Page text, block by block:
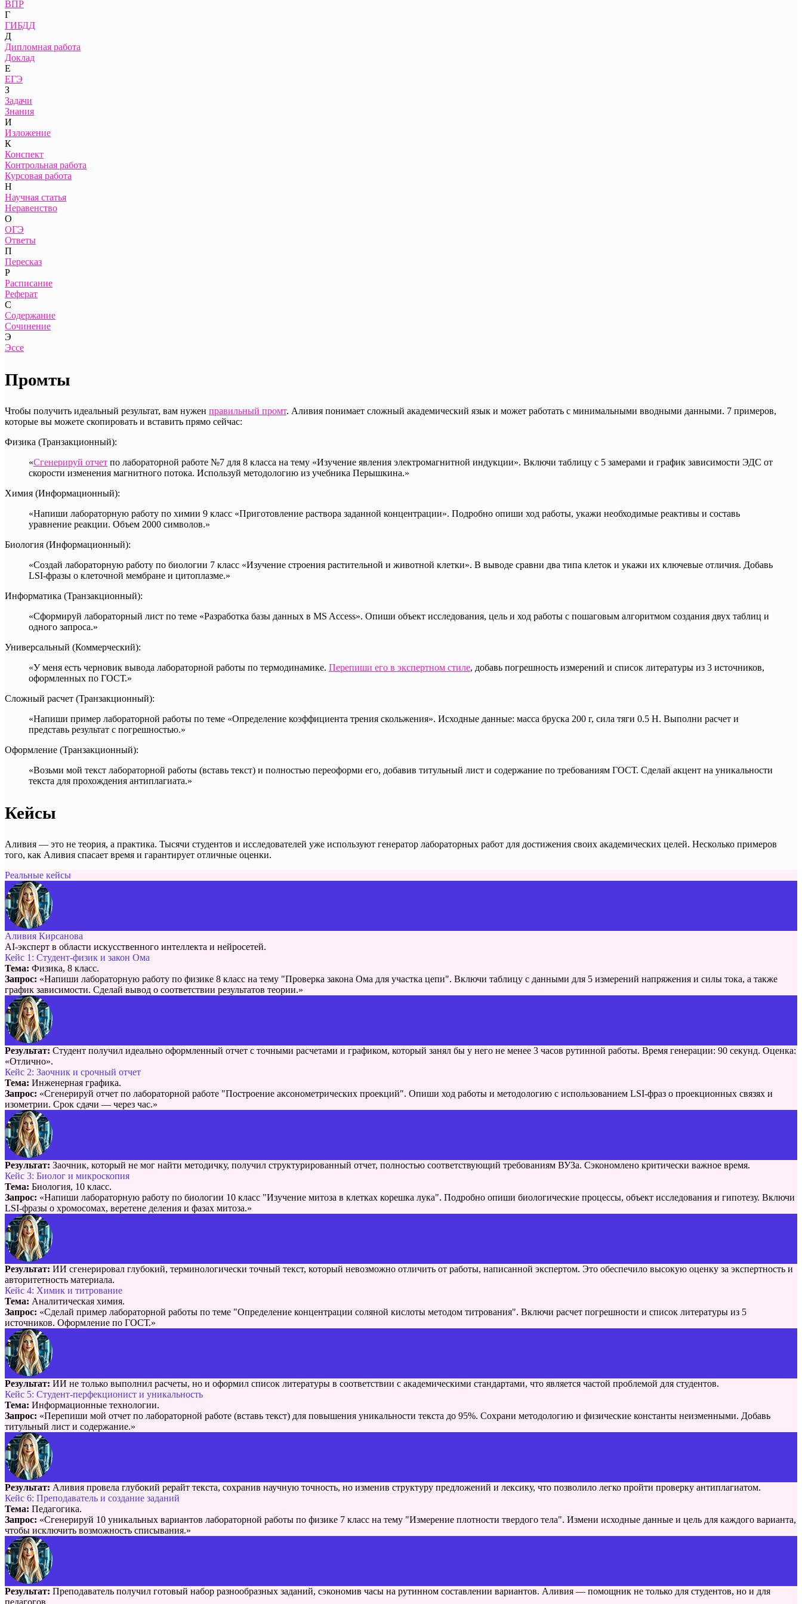
ВПР
Г
ГИБДД
Д
Дипломная работа
Доклад
Е
ЕГЭ
З
Задачи
Знания
И
Изложение
К
Конспект
Контрольная работа
Курсовая работа
Н
Научная статья
Неравенство
О
ОГЭ
Ответы
П
Пересказ
Р
Расписание
Реферат
С
Содержание
Сочинение
Э
Эссе
Промты
Чтобы получить идеальный результат, вам нужен правильный промт. Аливия понимает сложный академический язык и может работать с минимальными вводными данными. 7 примеров,
которые вы можете скопировать и вставить прямо сейчас:
Физика (Транзакционный):
«Сгенерируй отчет по лабораторной работе №7 для 8 класса на тему «Изучение явления электромагнитной индукции». Включи таблицу с 5 замерами и график зависимости ЭДС от
скорости изменения магнитного потока. Используй методологию из учебника Перышкина.»
Химия (Информационный):
«Напиши лабораторную работу по химии 9 класс «Приготовление раствора заданной концентрации». Подробно опиши ход работы, укажи необходимые реактивы и составь
уравнение реакции. Объем 2000 символов.»
Биология (Информационный):
«Создай лабораторную работу по биологии 7 класс «Изучение строения растительной и животной клетки». В выводе сравни два типа клеток и укажи их ключевые отличия. Добавь
LSI-фразы о клеточной мембране и цитоплазме.»
Информатика (Транзакционный):
«Сформируй лабораторный лист по теме «Разработка базы данных в MS Access». Опиши объект исследования, цель и ход работы с пошаговым алгоритмом создания двух таблиц и
одного запроса.»
Универсальный (Коммерческий):
«У меня есть черновик вывода лабораторной работы по термодинамике. Перепиши его в экспертном стиле, добавь погрешность измерений и список литературы из 3 источников,
оформленных по ГОСТ.»
Сложный расчет (Транзакционный):
«Напиши пример лабораторной работы по теме «Определение коэффициента трения скольжения». Исходные данные: масса бруска 200 г, сила тяги 0.5 Н. Выполни расчет и
представь результат с погрешностью.»
Оформление (Транзакционный):
«Возьми мой текст лабораторной работы (вставь текст) и полностью переоформи его, добавив титульный лист и содержание по требованиям ГОСТ. Сделай акцент на уникальности
текста для прохождения антиплагиата.»
Кейсы
Аливия — это не теория, а практика. Тысячи студентов и исследователей уже используют генератор лабораторных работ для достижения своих академических целей. Несколько примеров
того, как Аливия спасает время и гарантирует отличные оценки.
Реальные кейсы
Аливия Кирсанова
AI-эксперт в области искусственного интеллекта и нейросетей.
Кейс 1: Студент-физик и закон Ома
Тема: Физика, 8 класс.
Запрос: «Напиши лабораторную работу по физике 8 класс на тему "Проверка закона Ома для участка цепи". Включи таблицу с данными для 5 измерений напряжения и силы тока, а также
график зависимости. Сделай вывод о соответствии результатов теории.»
Результат: Студент получил идеально оформленный отчет с точными расчетами и графиком, который занял бы у него не менее 3 часов рутинной работы. Время генерации: 90 секунд. Оценка:
«Отлично».
Кейс 2: Заочник и срочный отчет
Тема: Инженерная графика.
Запрос: «Сгенерируй отчет по лабораторной работе "Построение аксонометрических проекций". Опиши ход работы и методологию с использованием LSI-фраз о проекционных связях и
изометрии. Срок сдачи — через час.»
Результат: Заочник, который не мог найти методичку, получил структурированный отчет, полностью соответствующий требованиям ВУЗа. Сэкономлено критически важное время.
Кейс 3: Биолог и микроскопия
Тема: Биология, 10 класс.
Запрос: «Напиши лабораторную работу по биологии 10 класс "Изучение митоза в клетках корешка лука". Подробно опиши биологические процессы, объект исследования и гипотезу. Включи
LSI-фразы о хромосомах, веретене деления и фазах митоза.»
Результат: ИИ сгенерировал глубокий, терминологически точный текст, который невозможно отличить от работы, написанной экспертом. Это обеспечило высокую оценку за экспертность и
авторитетность материала.
Кейс 4: Химик и титрование
Тема: Аналитическая химия.
Запрос: «Сделай пример лабораторной работы по теме "Определение концентрации соляной кислоты методом титрования". Включи расчет погрешности и список литературы из 5
источников. Оформление по ГОСТ.»
Результат: ИИ не только выполнил расчеты, но и оформил список литературы в соответствии с академическими стандартами, что является частой проблемой для студентов.
Кейс 5: Студент-перфекционист и уникальность
Тема: Информационные технологии.
Запрос: «Перепиши мой отчет по лабораторной работе (вставь текст) для повышения уникальности текста до 95%. Сохрани методологию и физические константы неизменными. Добавь
титульный лист и содержание.»
Результат: Аливия провела глубокий рерайт текста, сохранив научную точность, но изменив структуру предложений и лексику, что позволило легко пройти проверку антиплагиатом.
Кейс 6: Преподаватель и создание заданий
Тема: Педагогика.
Запрос: «Сгенерируй 10 уникальных вариантов лабораторной работы по физике 7 класс на тему "Измерение плотности твердого тела". Измени исходные данные и цель для каждого варианта,
чтобы исключить возможность списывания.»
Результат: Преподаватель получил готовый набор разнообразных заданий, сэкономив часы на рутинном составлении вариантов. Аливия — помощник не только для студентов, но и для
педагогов.